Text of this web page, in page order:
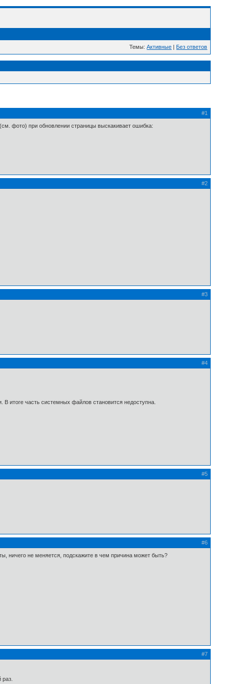
Темы:Активные | Без ответов
#1
фото) при обновлении страницы выскакивает ошибка:
#2
#3
#4
итоге часть системных файлов становится недоступна.
#5
#6
ничего не меняется, подскажите в чем причина может быть?
#7